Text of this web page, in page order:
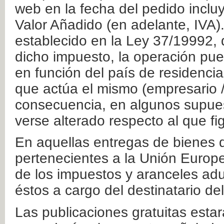
web en la fecha del pedido
Valor Añadido (en adelante,
establecido en la Ley 37/
dicho impuesto, la operación
en función del país de
que actúa el mismo
consecuencia, en algunos
verse alterado respecto al que
En aquellas entregas de bienes
pertenecientes a la Unión
de los impuestos y aranceles
éstos a cargo del destinatario
Las publicaciones gratuitas